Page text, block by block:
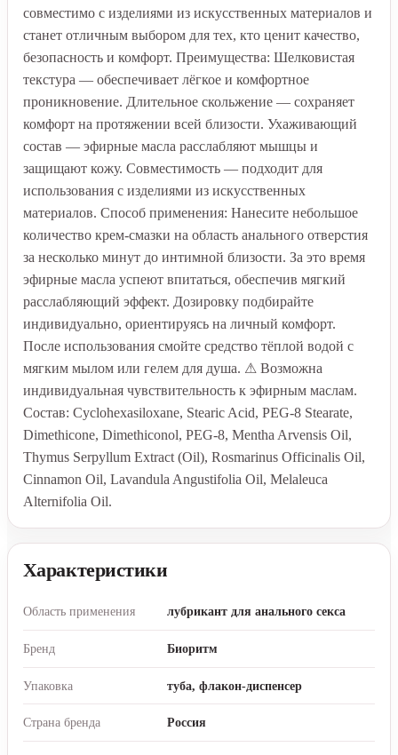
совместимо с изделиями из искусственных материалов и
станет отличным выбором для тех, кто ценит качество,
безопасность и комфорт. Преимущества: Шелковистая
текстура — обеспечивает лёгкое и комфортное
проникновение. Длительное скольжение — сохраняет
комфорт на протяжении всей близости. Ухаживающий
состав — эфирные масла расслабляют мышцы и
защищают кожу. Совместимость — подходит для
использования с изделиями из искусственных
материалов. Способ применения: Нанесите небольшое
количество крем-смазки на область анального отверстия
за несколько минут до интимной близости. За это время
эфирные масла успеют впитаться, обеспечив мягкий
расслабляющий эффект. Дозировку подбирайте
индивидуально, ориентируясь на личный комфорт.
После использования смойте средство тёплой водой с
мягким мылом или гелем для душа. ⚠ Возможна
индивидуальная чувствительность к эфирным маслам.
Состав: Cyclohexasiloxane, Stearic Acid, PEG-8 Stearate,
Dimethicone, Dimethiconol, PEG-8, Mentha Arvensis Oil,
Thymus Serpyllum Extract (Oil), Rosmarinus Officinalis Oil,
Cinnamon Oil, Lavandula Angustifolia Oil, Melaleuca
Alternifolia Oil.
Характеристики
Область применения лубрикант для анального секса
Бренд Биоритм
Упаковка туба, флакон-диспенсер
Страна бренда Россия